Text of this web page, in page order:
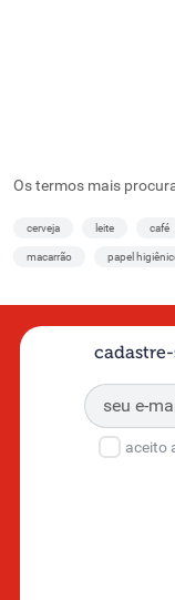
Os termos mais
cerveja leite café
macarrão papel
aceito